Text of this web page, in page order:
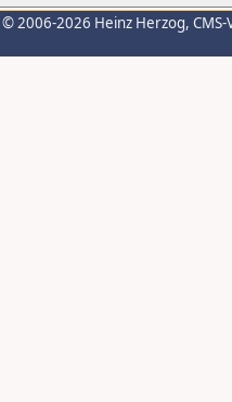
© 2006-2026 Heinz Herzog,